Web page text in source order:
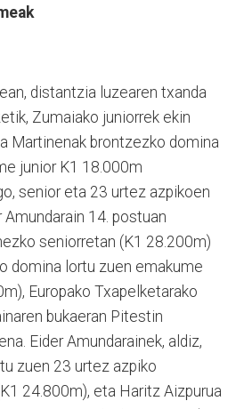
distantzia luzearen txanda
Zumaiako juniorrek ekin
Martinenak brontzezko domina
junior K1 18.000m
senior eta 23 urtez azpikoen
14. postuan
seniorretan (K1 28.200m)
domina lortu zuen emakume
Europako Txapelketarako
bukaeran Pitestin
Eider Amundarainek, aldiz,
zuen 23 urtez azpiko
24.800m), eta Haritz Aizpurua